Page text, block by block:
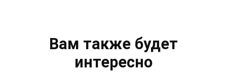
Вам также будет
интересно